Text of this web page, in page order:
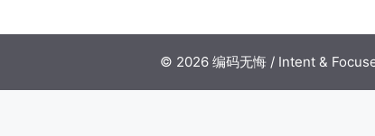
© 2026 编码无悔 / Intent &